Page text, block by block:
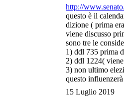
http://
questo è il
dizione ( prima
viene discusso
sono tre le
1) ddl 735 prima
2) ddl 1224(
3) non ultimo
questo
15 Luglio 2019